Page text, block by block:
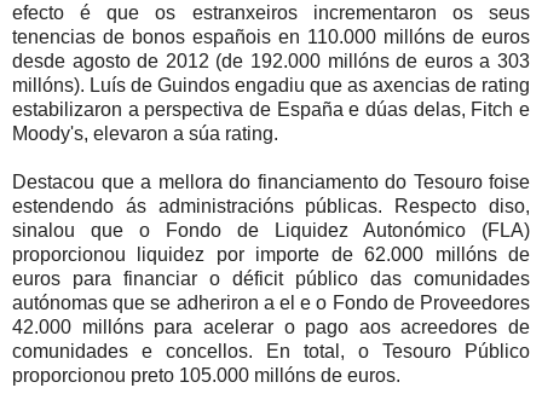
efecto é que os estranxeiros incrementaron os seus
tenencias de bonos españois en 110.000 millóns de euros
desde agosto de 2012 (de 192.000 millóns de euros a 303
millóns). Luís de Guindos engadiu que as axencias de rating
estabilizaron a perspectiva de España e dúas delas, Fitch e
Moody's, elevaron a súa rating.
Destacou que a mellora do financiamento do Tesouro foise
estendendo ás administracións públicas. Respecto diso,
sinalou que o Fondo de Liquidez Autonómico (FLA)
proporcionou liquidez por importe de 62.000 millóns de
euros para financiar o déficit público das comunidades
autónomas que se adheriron a el e o Fondo de Proveedores
42.000 millóns para acelerar o pago aos acreedores de
comunidades e concellos. En total, o Tesouro Público
proporcionou preto 105.000 millóns de euros.